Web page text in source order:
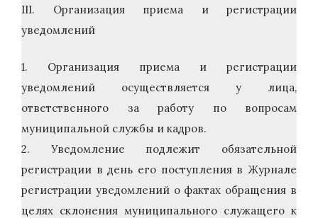
III. Организация приема и регистрации
уведомлений
1. Организация приема и регистрации
уведомлений осуществляется у лица,
ответственного за работу по вопросам
муниципальной службы и кадров.
2. Уведомление подлежит обязательной
регистрации в день его поступления в Журнале
регистрации уведомлений о фактах обращения в
целях склонения муниципального служащего к